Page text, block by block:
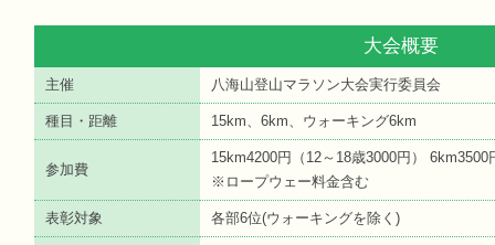
大会概要
主催 八海山登山マラソン大会実行委員会
種目・距離 15km、6km、ウォーキング6km
参加費
15km4200円（12～18歳3000円）
※ロープウェー料金含む
表彰対象 各部6位(ウォーキングを除く)